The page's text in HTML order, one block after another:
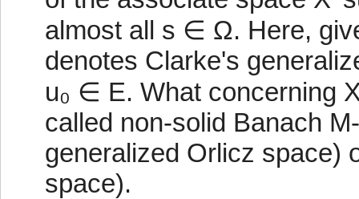
almost all s ∈ Ω. Here,
denotes Clarke's
u₀ ∈ E. What concerning
called non-solid Banach
generalized Orlicz space)
space).